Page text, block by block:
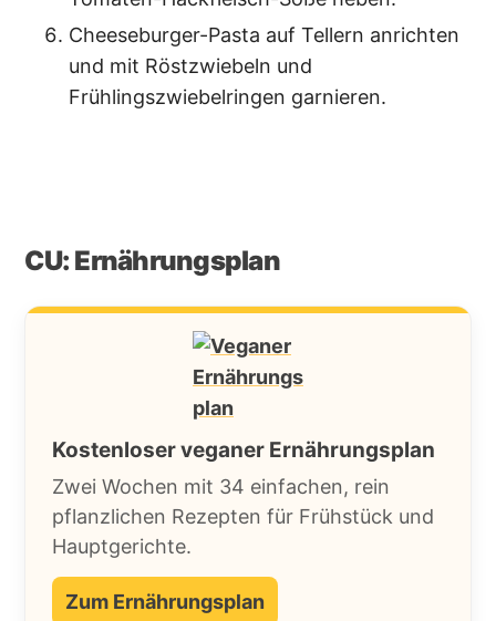
Cheeseburger-Pasta auf Tellern anrichten
und mit Röstzwiebeln und
Frühlingszwiebelringen garnieren.
CU: Ernährungsplan
Kostenloser veganer Ernährungsplan
Zwei Wochen mit 34 einfachen, rein
pflanzlichen Rezepten für Frühstück und
Hauptgerichte.
Zum Ernährungsplan